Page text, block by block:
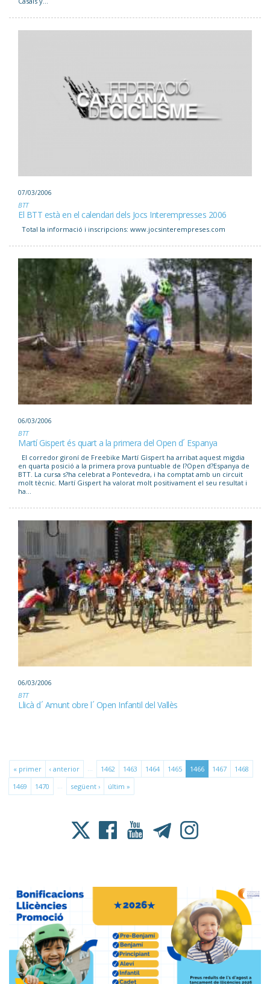
07/03/2006
BTT
El BTT està en el calendari dels Jocs Interempresses 2006
Total la informació i inscripcions: www.jocsinterempreses.com
06/03/2006
BTT
Martí Gispert és quart a la primera del Open d´ Espanya
El corredor gironí de Freebike Martí Gispert ha arribat aquest migdia
en quarta posició a la primera prova puntuable de l?Open d?Espanya de
BTT. La cursa s?ha celebrat a Pontevedra, i ha comptat amb un circuit
molt tècnic. Martí Gispert ha valorat molt positivament el seu resultat i
ha...
06/03/2006
BTT
Llicà d´ Amunt obre l´ Open Infantil del Vallès
« primer ‹ anterior 1462 1463 1464 1465 1466 1467
1468
1469
1470 següent › últim »